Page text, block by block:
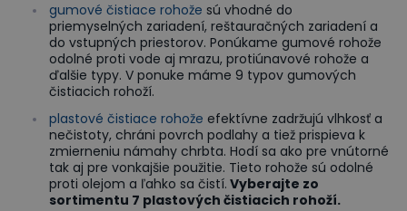
gumové čistiace rohože sú vhodné do
priemyselných zariadení, reštauračných zariadení a
do vstupných priestorov. Ponúkame gumové rohože
odolné proti vode aj mrazu, protiúnavové rohože a
ďalšie typy. V ponuke máme 9 typov gumových
čistiacich rohoží.
plastové čistiace rohože efektívne zadržujú vlhkosť a
nečistoty, chráni povrch podlahy a tiež prispieva k
zmierneniu námahy chrbta. Hodí sa ako pre vnútorné
tak aj pre vonkajšie použitie. Tieto rohože sú odolné
proti olejom a ľahko sa čistí. Vyberajte zo
sortimentu 7 plastových čistiacich rohoží.